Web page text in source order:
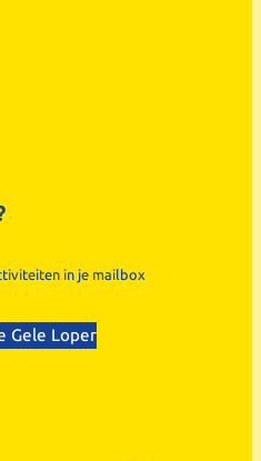
in je mailbox
Gele Loper